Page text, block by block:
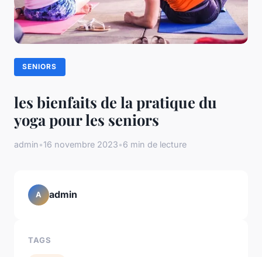
SENIORS
les bienfaits de la pratique du
yoga pour les seniors
admin•16 novembre 2023•6 min de lecture
A admin
TAGS